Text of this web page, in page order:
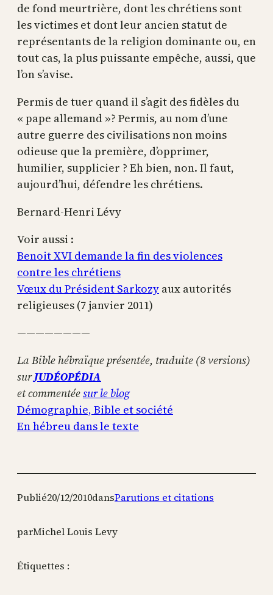
de fond meurtrière, dont les chrétiens sont
les victimes et dont leur ancien statut de
représentants de la religion dominante ou, en
tout cas, la plus puissante empêche, aussi, que
l’on s’avise.
Permis de tuer quand il s’agit des fidèles du
« pape allemand »? Permis, au nom d’une
autre guerre des civilisations non moins
odieuse que la première, d’opprimer,
humilier, supplicier ? Eh bien, non. Il faut,
aujourd’hui, défendre les chrétiens.
Bernard-Henri Lévy
Voir aussi :
Benoit XVI demande la fin des violences
contre les chrétiens
Vœux du Président Sarkozy aux autorités
religieuses (7 janvier 2011)
————————
La Bible hébraïque présentée, traduite (8 versions)
surJUDÉOPÉDIA
et commentéesur le blog
Démographie, Bible et société
En hébreu dans le texte
Publié20/12/2010dansParutions et citations
parMichel Louis Levy
Étiquettes :